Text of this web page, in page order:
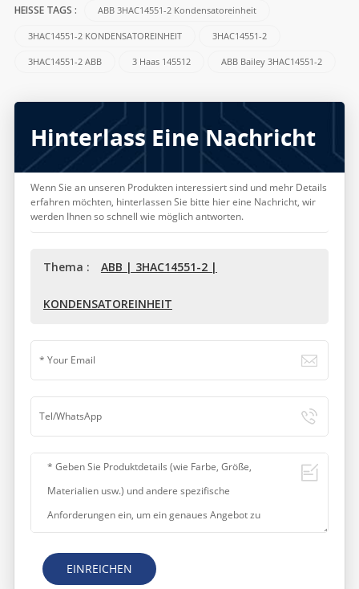
HEISSE TAGS : ABB 3HAC14551-2 Kondensatoreinheit
3HAC14551-2 KONDENSATOREINHEIT 3HAC14551-2
3HAC14551-2 ABB 3 Haas 145512 ABB Bailey 3HAC14551-2
Hinterlass Eine Nachricht
Wenn Sie an unseren Produkten interessiert sind und mehr Details
erfahren möchten, hinterlassen Sie bitte hier eine Nachricht, wir
werden Ihnen so schnell wie möglich antworten.
Thema : ABB | 3HAC14551-2 |
KONDENSATOREINHEIT
EINREICHEN